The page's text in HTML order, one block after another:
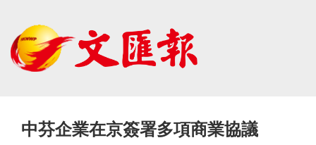
中芬企業在京簽署多項商業協議